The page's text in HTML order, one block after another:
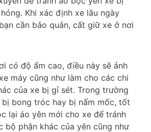
Khi xác định xe lâu ngày
cần bảo quản, cất giữ xe ở nơi
có độ ẩm cao, điều này sẽ ảnh
máy cũng như làm cho các chi
của xe bị gỉ sét. Trong trường
bong tróc hay bị nấm mốc, tốt
lại áo yên mới cho xe để tránh
bộ phận khác của yên cũng như